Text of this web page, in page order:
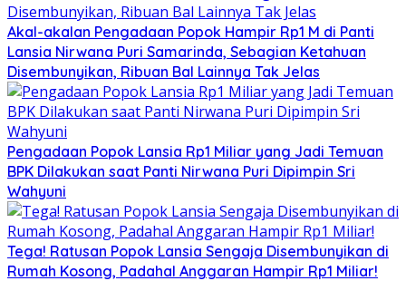
Akal-akalan Pengadaan Popok Hampir Rp1 M di Panti
Lansia Nirwana Puri Samarinda, Sebagian Ketahuan
Disembunyikan, Ribuan Bal Lainnya Tak Jelas
Pengadaan Popok Lansia Rp1 Miliar yang Jadi Temuan
BPK Dilakukan saat Panti Nirwana Puri Dipimpin Sri
Wahyuni
Tega! Ratusan Popok Lansia Sengaja Disembunyikan di
Rumah Kosong, Padahal Anggaran Hampir Rp1 Miliar!